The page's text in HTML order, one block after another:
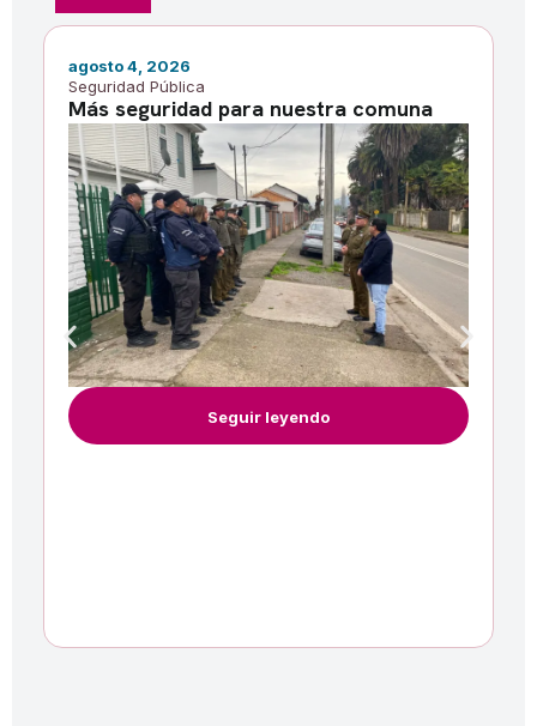
agosto 4, 2026
Seguridad Pública
Más seguridad para nuestra comuna
Seguir leyendo